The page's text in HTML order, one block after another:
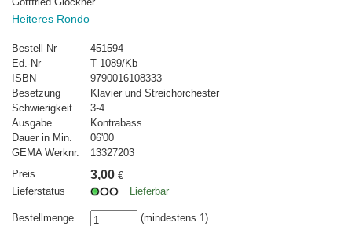
Heiteres Rondo
Bestell-Nr
451594
Ed.-Nr
T 1089/Kb
ISBN
9790016108333
Besetzung
Klavier und Streichorchester
Schwierigkeit
3-4
Ausgabe
Kontrabass
Dauer in Min.
06'00
GEMA Werknr.
13327203
Preis
3,00 €
Lieferstatus
Lieferbar
Bestellmenge (mindestens 1)